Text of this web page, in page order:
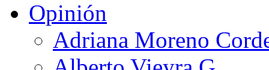
Opinión
Adriana Moreno